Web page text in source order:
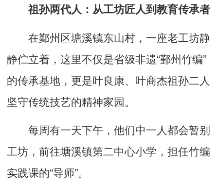
祖孙两代人：从工坊匠人到教育传承者
在鄞州区塘溪镇东山村，一座老工坊静
静伫立着，这里不仅是省级非遗“鄞州竹编”
的传承基地，更是叶良康、叶商杰祖孙二人
坚守传统技艺的精神家园。
每周有一天下午，他们中一人都会暂别
工坊，前往塘溪镇第二中心小学，担任竹编
实践课的“导师”。